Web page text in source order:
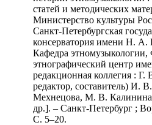
статей и методических
Министерство культуры
Санкт-Петербургская
консерватория имени Н. А.
Кафедра этномузыкологии,
этнографический центр
редакционная коллегия :
редактор, составитель) И.
Мехнецова, М. В.
др.]. – Санкт-Петербург ;
С. 5–20.